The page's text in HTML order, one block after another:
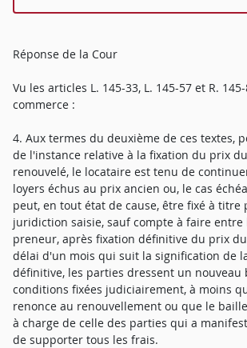
Réponse de la Cour
Vu les articles L. 145-33, L. 145-57 et R.
commerce :
4. Aux termes du deuxième de ces textes,
de l'instance relative à la fixation du prix
renouvelé, le locataire est tenu de
loyers échus au prix ancien ou, le cas
peut, en tout état de cause, être fixé à titre
juridiction saisie, sauf compte à faire
preneur, après fixation définitive du prix
délai d'un mois qui suit la signification de
définitive, les parties dressent un nouveau
conditions fixées judiciairement, à moins
renonce au renouvellement ou que le
à charge de celle des parties qui a
de supporter tous les frais.